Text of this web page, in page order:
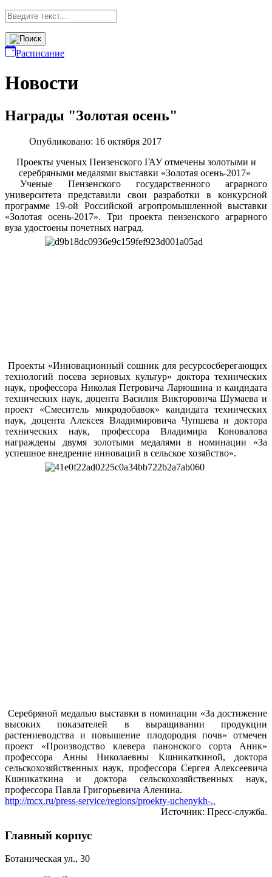
Расписание
Новости
Награды "Золотая осень"
Опубликовано: 16 октября 2017
Проекты ученых Пензенского ГАУ отмечены золотыми и
серебряными медалями выставки «Золотая осень-2017»
Ученые Пензенского государственного аграрного
университета представили свои разработки в конкурсной
программе 19-ой Российской агропромышленной выставки
«Золотая осень-2017». Три проекта пензенского аграрного
вуза удостоены почетных наград.
Проекты «Инновационный сошник для ресурсосберегающих
технологий посева зерновых культур» доктора технических
наук, профессора Николая Петровича Ларюшина и кандидата
технических наук, доцента Василия Викторовича Шумаева и
проект «Смеситель микродобавок» кандидата технических
наук, доцента Алексея Владимировича Чупшева и доктора
технических наук, профессора Владимира Коновалова
награждены двумя золотыми медалями в номинации «За
успешное внедрение инноваций в сельское хозяйство».
Серебряной медалью выставки в номинации «За достижение
высоких показателей в выращивании продукции
растениеводства и повышение плодородия почв» отмечен
проект «Производство клевера панонского сорта Аник»
профессора Анны Николаевны Кшникаткиной, доктора
сельскохозяйственных наук, профессора Сергея Алексеевича
Кшникаткина и доктора сельскохозяйственных наук,
профессора Павла Григорьевича Аленина.
http://mcx.ru/press-service/regions/proekty-uchenykh-..
Источник: Пресс-служба.
Главный корпус
Ботаническая ул., 30